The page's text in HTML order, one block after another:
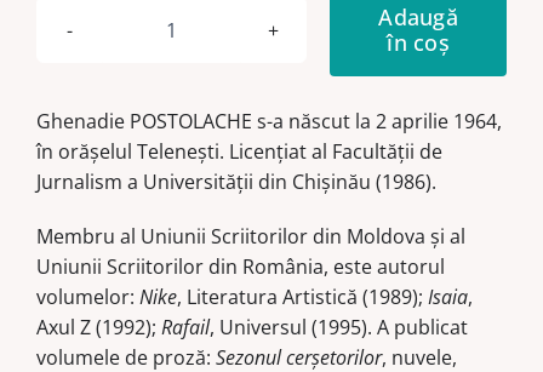
Cantitate
Podul
Roman
Adaugă
în coș
Ghenadie POSTOLACHE s-a născut la 2 aprilie 1964,
în orăşelul Teleneşti. Licenţiat al Facultăţii de
Jurnalism a Universităţii din Chişinău (1986).
Membru al Uniunii Scriitorilor din Moldova şi al
Uniunii Scriitorilor din România, este autorul
volumelor: Nike, Literatura Artistică (1989); Isaia,
Axul Z (1992); Rafail, Universul (1995). A publicat
volumele de proză: Sezonul cerşetorilor, nuvele,